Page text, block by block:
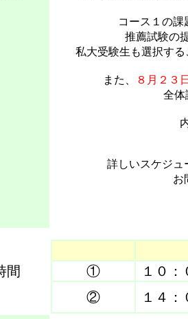
コース１の
推薦試験の
私大受験生も選択す
また、
８月２３
全体
詳しいスケ
お
間 ①
１０
②
１４